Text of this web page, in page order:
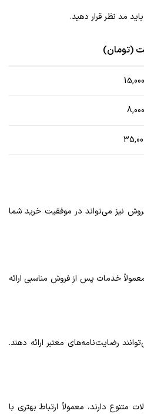
مد نظر قرار دهید.
(تومان)
نیز می‌تواند در موفقیت خرید شما
خدمات پس از فروش مناسبی ارائه
رضایت‌نامه‌های معتبر ارائه دهند.
دارند، معمولاً ارتباط بهتری با